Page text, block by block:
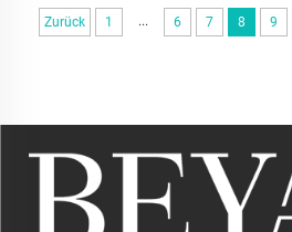
Zurück 1 ... 6 7 8 9